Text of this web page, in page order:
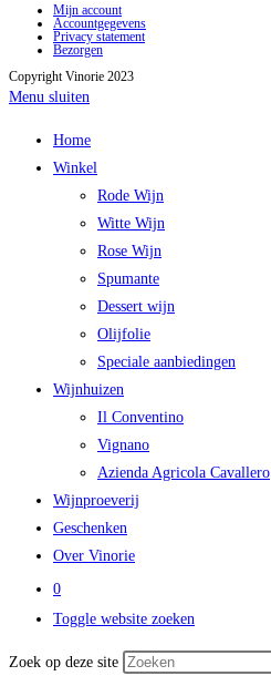
Mijn account
Accountgegevens
Privacy statement
Bezorgen
Copyright Vinorie 2023
Menu sluiten
Home
Winkel
Rode Wijn
Witte Wijn
Rose Wijn
Spumante
Dessert wijn
Olijfolie
Speciale aanbiedingen
Wijnhuizen
Il Conventino
Vignano
Azienda Agricola Cavallero
Wijnproeverij
Geschenken
Over Vinorie
0
Toggle website zoeken
Zoek op deze site